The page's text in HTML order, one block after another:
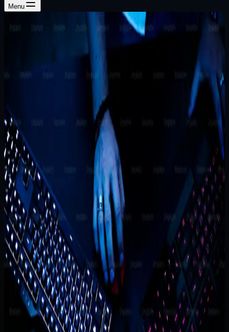
Menu
stok ritel
dasbor pemiliksoftware kustom stok
Sistem Stok untuk Ritel Multi-Cabang: Laporan
Apa yang Paling Penting untuk Pemilik?
Ritel multi-cabang tidak hanya butuh stok yang tercatat.
Yang lebih penting adalah kemampuan pemilik membaca
pergerakan barang dan pola cabang tanpa...
Disusun oleh
Tim Pytagotech
Metodologi panduan
Disusun dari pola hambatan operasional, perpindahan dari
spreadsheet, dan keputusan modul tahap pertama yang
paling sering muncul saat bisnis mulai butuh dasbor internal.
Cara memakainya
Jadikan wawasan ini sebagai landasan diskusi awal. Untuk
estimasi ruang lingkup dan harga final, konsultasikan
spesifikasi teknisnya dengan tim kami.
Ditulis oleh
Naufal Zuhdi
Waktu baca